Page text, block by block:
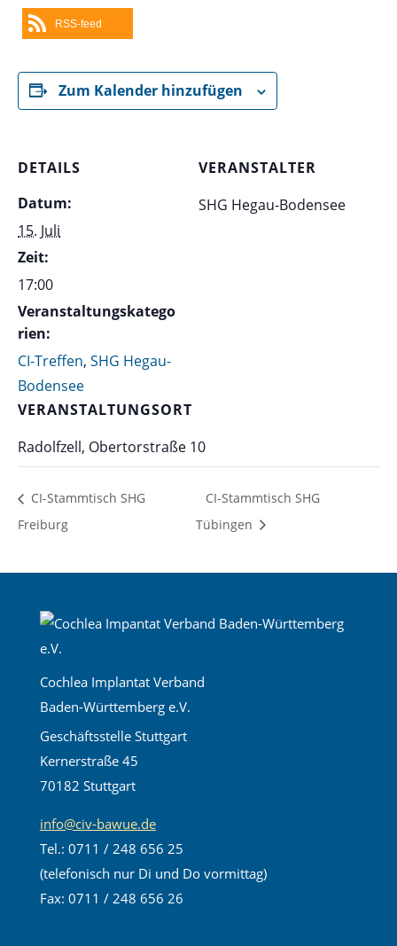
RSS-feed
Zum Kalender hinzufügen
DETAILS
Datum:
15. Juli
Zeit:
17:00
Veranstaltungskatego
rien:
CI-Treffen, SHG Hegau-
Bodensee
VERANSTALTUNGSORT
Radolfzell, Obertorstraße 10
VERANSTALTER
SHG Hegau-Bodensee
CI-Stammtisch SHG
Freiburg
CI-Stammtisch SHG
Tübingen
Cochlea Implantat Verband
Baden-Württemberg e.V.
Geschäftsstelle Stuttgart
Kernerstraße 45
70182 Stuttgart
info@civ-bawue.de
Tel.: 0711 / 248 656 25
(telefonisch nur Di und Do vormittag)
Fax: 0711 / 248 656 26